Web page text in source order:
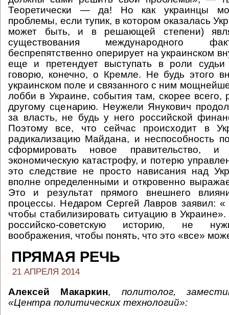
Теоретически — да! Но как украинцы
проблемы, если тупик, в котором оказалась
может быть, и в решающей степени)
существования международного
беспрепятственно оперирует на украинском
еще и претендует выступать в роли
говорю, конечно, о Кремле. Не будь этого
украинском поле и связанного с ним
лобби в Украине, события там, скорее всего,
другому сценарию. Неужели Янукович
за власть, не будь у него российской
Поэтому все, что сейчас происходит в
радикализацию Майдана, и неспособность
сформировать новое правительство, и
экономическую катастрофу, и потерю
это следствие не просто нависания над
вполне определенными и откровенно
Это и результат прямого внешнего
процессы. Недаром Сергей Лавров заявил:
чтобы стабилизировать ситуацию в Украине».
российско-советскую историю, не
воображения, чтобы понять, что это «все»
ПРЯМАЯ РЕЧЬ
21 АПРЕЛЯ 2014
Алексей Макаркин, политолог,
«Центра политических технологий»: